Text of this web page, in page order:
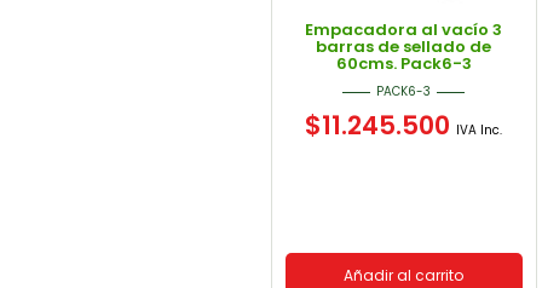
Empacadora al vacío 3
barras de sellado de
60cms. Pack6-3
PACK6-3
$11.245.500 IVA Inc.
Añadir al carrito